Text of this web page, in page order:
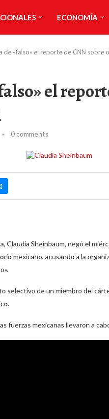
ECONOMÍA
de «falso» el reporte de CNN sobre
el
0 comments
Claudia Sheinbaum, negó el
mexicano, acusando a la
selectivo de un miembro del
fuerzas mexicanas llevaron a